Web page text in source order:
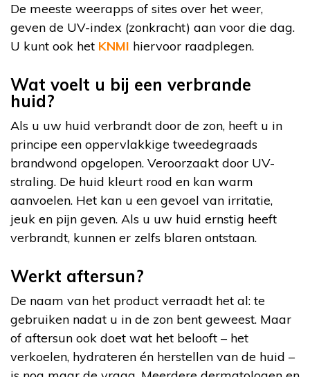
De meeste weerapps of sites over het weer,
geven de UV-index (zonkracht) aan voor die dag.
U kunt ook het KNMI hiervoor raadplegen.
Wat voelt u bij een verbrande
huid?
Als u uw huid verbrandt door de zon, heeft u in
principe een oppervlakkige tweedegraads
brandwond opgelopen. Veroorzaakt door UV-
straling. De huid kleurt rood en kan warm
aanvoelen. Het kan u een gevoel van irritatie,
jeuk en pijn geven. Als u uw huid ernstig heeft
verbrandt, kunnen er zelfs blaren ontstaan.
Werkt aftersun?
De naam van het product verraadt het al: te
gebruiken nadat u in de zon bent geweest. Maar
of aftersun ook doet wat het belooft – het
verkoelen, hydrateren én herstellen van de huid –